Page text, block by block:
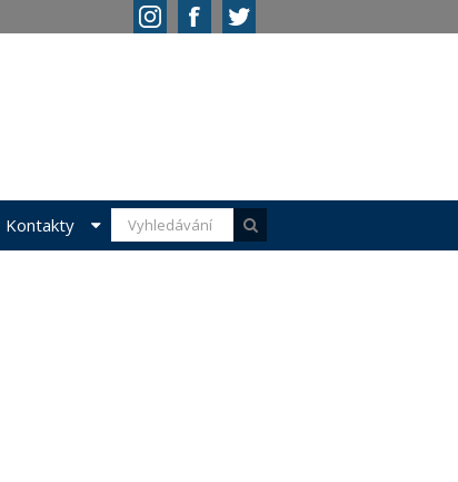
Kontakty